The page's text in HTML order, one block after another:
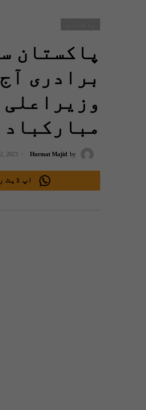
پاکستان
برادری
مبارکباد
by
Hurmat Majid
2023
اپ ڈیٹ